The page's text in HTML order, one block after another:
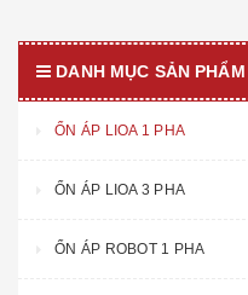
DANH MỤC SẢN PHẨM
ỔN ÁP LIOA 1 PHA
ỔN ÁP LIOA 3 PHA
ỔN ÁP ROBOT 1 PHA